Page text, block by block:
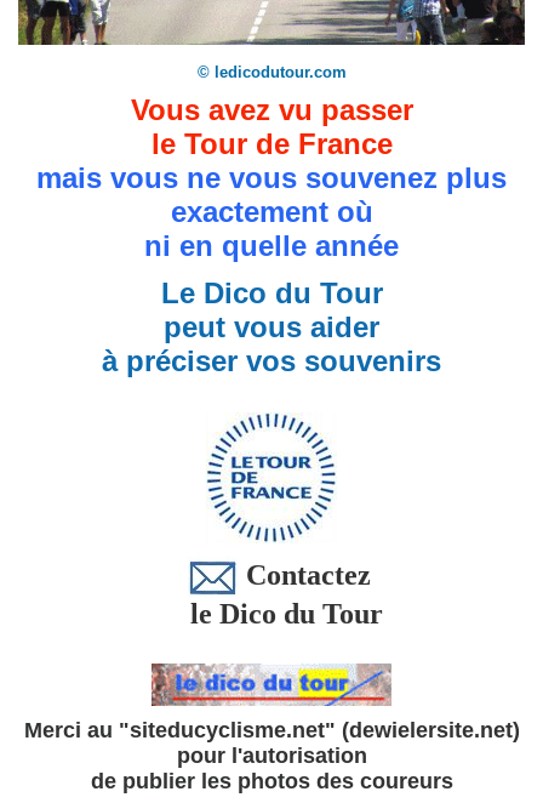
© ledicodutour.com
Vous avez vu passer
le Tour de France
mais vous ne vous souvenez plus
exactement où
ni en quelle année
Le Dico du Tour
peut vous aider
à préciser vos souvenirs
Contactez
le Dico du Tour
Merci au "siteducyclisme.net" (dewielersite.net)
pour l'autorisation
de publier les photos des coureurs